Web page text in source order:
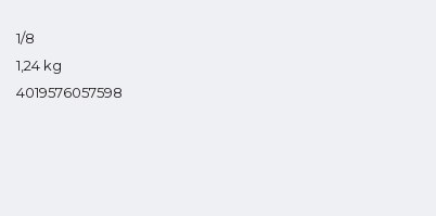
1/8
1,24 kg
4019576057598